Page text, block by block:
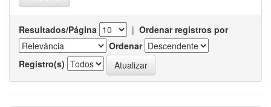
Resultados/Página | Ordenar registros por
Ordenar
Registro(s)